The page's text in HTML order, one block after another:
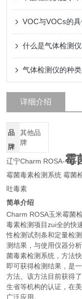
VOC与VOCs的具
什么是气体检测仪
气体检测仪的种
详细介绍
品
牌
其他品
牌
辽宁Charm ROSA-霉
霉菌毒素检测系统 霉菌
吐毒素
简单介绍
Charm ROSA玉米霉菌
毒素检测项目zui全的快
性检测试剂条和定量检
测结果，与使用仪器分
菌毒素检测系统，方法
即可获得检测结果，是
方法。该方法目前获得
生省等机构的认证，在
广泛应用。